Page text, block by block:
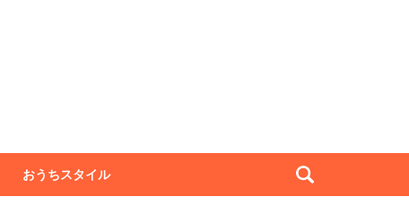
おうちスタイル